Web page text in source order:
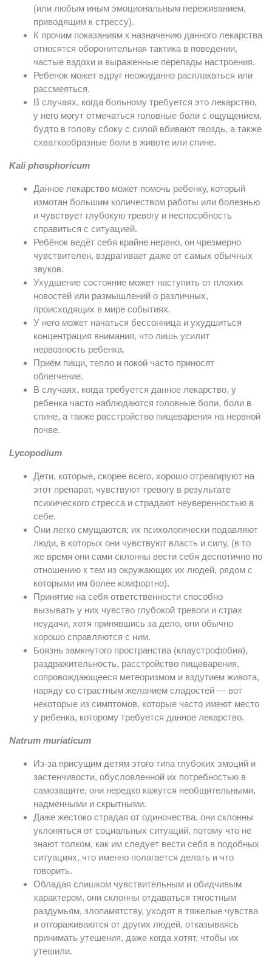
(или любым иным эмоциональным переживанием,
приводящим к стрессу).
К прочим показаниям к назначению данного лекарства
относятся оборонительная тактика в поведении,
частые вздохи и выраженные перепады настроения.
Ребенок может вдруг неожиданно расплакаться или
рассмеяться.
В случаях, когда больному требуется это лекарство,
у него могут отмечаться головные боли с ощущением,
будто в голову сбоку с силой вбивают гвоздь, а также
схваткообразные боли в животе или спине.
Kali phosphoricum
Данное лекарство может помочь ребенку, который
измотан большим количеством работы или болезнью
и чувствует глубокую тревогу и неспособность
справиться с ситуацией.
Ребёнок ведёт себя крайне нервно, он чрезмерно
чувствителен, вздрагивает даже от самых обычных
звуков.
Ухудшение состояние может наступить от плохих
новостей или размышлений о различных,
происходящих в мире событиях.
У него может начаться бессонница и ухудшиться
концентрация внимания, что лишь усилит
нервозность ребенка.
Приём пищи, тепло и покой часто приносят
облегчение.
В случаях, когда требуется данное лекарство, у
ребенка часто наблюдаются головные боли, боли в
спине, а также расстройство пищеварения на нервной
почве.
Lycopodium
Дети, которые, скорее всего, хорошо отреагируют на
этот препарат, чувствуют тревогу в результате
психического стресса и страдают неуверенностью в
себе.
Они легко смущаются; их психологически подавляют
люди, в которых они чувствуют власть и силу, (в то
же время они сами склонны вести себя деспотично по
отношению к тем из окружающих их людей, рядом с
которыми им более комфортно).
Принятие на себя ответственности способно
вызывать у них чувство глубокой тревоги и страх
неудачи, хотя принявшись за дело, они обычно
хорошо справляются с ним.
Боязнь замкнутого пространства (клаустрофобия),
раздражительность, расстройство пищеварения,
сопровождающееся метеоризмом и вздутием живота,
наряду со страстным желанием сладостей — вот
некоторые из симптомов, которые часто имеют место
у ребенка, которому требуется данное лекарство.
Natrum muriaticum
Из-за присущим детям этого типа глубоких эмоций и
застенчивости, обусловленной их потребностью в
самозащите, они нередко кажутся необщительными,
надменными и скрытными.
Даже жестоко страдая от одиночества, они склонны
уклоняться от социальных ситуаций, потому что не
знают толком, как им следует вести себя в подобных
ситуациях, что именно полагается делать и что
говорить.
Обладая слишком чувствительным и обидчивым
характером, они склонны отдаваться тягостным
раздумьям, злопамятству, уходят в тяжелые чувства
и отгораживаются от других людей, отказываясь
принимать утешения, даже когда хотят, чтобы их
утешили.